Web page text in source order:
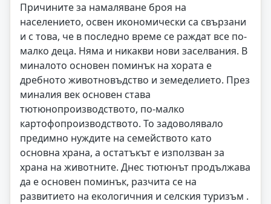
Причините за намаляване броя на
населението, освен икономически са свързани
и с това, че в последно време се раждат все по-
малко деца. Няма и никакви нови заселвания. В
миналото основен поминък на хората е
дребното животновъдство и земеделието. През
миналия век основен става
тютюнопроизводството, по-малко
картофопроизводството. То задоволявало
предимно нуждите на семейството като
основна храна, а остатъкът е използван за
храна на животните. Днес тютюнът продължава
да е основен поминък, разчита се на
развитието на екологичния и селския туризъм .